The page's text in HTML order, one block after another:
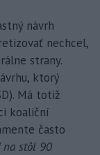
návrh
nechcel,
strany.
ktorý
Má totiž
koaliční
často
na stôl 90